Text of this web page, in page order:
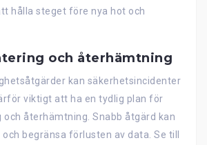
hålla steget före nya hot och
och återhämtning
kan säkerhetsincidenter
viktigt att ha en tydlig plan för
återhämtning. Snabb åtgärd kan
begränsa förlusten av data. Se till